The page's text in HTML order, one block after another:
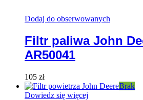
Dodaj do obserwowanych
Filtr paliwa John
AR50041
105 zł
Brak
Dowiedz się więcej